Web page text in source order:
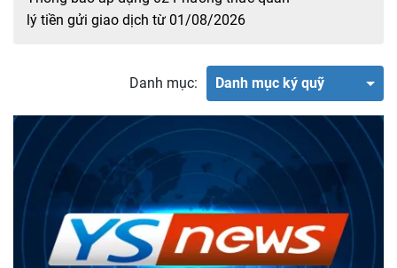
lý tiền gửi giao dịch từ 01/08/2026
Danh mục: Danh mục ký quỹ